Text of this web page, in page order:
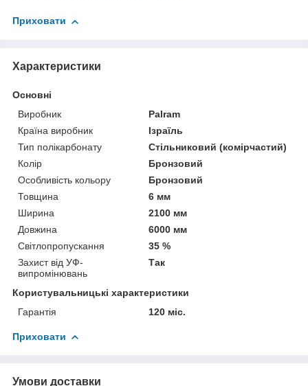
Приховати
Характеристики
Основні
Виробник
Palram
Країна виробник
Ізраїль
Тип полікарбонату
Стільниковий (комірчастий)
Колір
Бронзовий
Особливість кольору
Бронзовий
Товщина
6 мм
Ширина
2100 мм
Довжина
6000 мм
Світлопропускання
35 %
Захист від УФ-
випромінювань
Так
Користувальницькі характеристики
Гарантія
120 міс.
Приховати
Умови доставки